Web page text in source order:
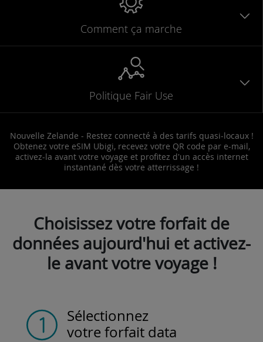
Comment ça marche
Politique Fair Use
Nouvelle Zelande - Restez connecté à des tarifs quasi-locaux !
Obtenez votre eSIM Ubigi, recevez votre QR code par e-mail,
activez-la avant votre voyage et profitez d'un accès internet
instantané dès votre atterrissage !
Choisissez votre forfait de
données aujourd'hui et activez-
le avant votre voyage !
Sélectionnez
votre forfait data